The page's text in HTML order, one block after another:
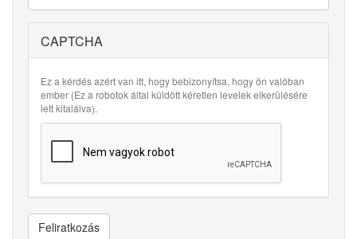
CAPTCHA
Ez a kérdés azért van itt, hogy bebizonyítsa, hogy ön valóban
ember (Ez a robotok által küldött kéretlen levelek elkerülésére
lett kitalálva).
Feliratkozás